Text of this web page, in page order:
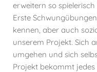
erweitern so
Erste
kennen, aber auch
unserem Projekt. Sich
umgehen und sich
Projekt bekommt